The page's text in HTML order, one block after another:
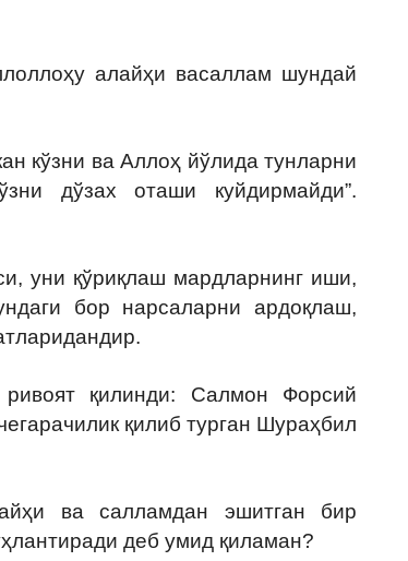
алайҳи васаллам шундай
кўзни ва Аллоҳ йўлида тунларни
дўзах оташи куйдирмайди”.
уни қўриқлаш мардларнинг иши,
бор нарсаларни ардоқлаш,
қилинди: Салмон Форсий
қилиб турган Шураҳбил
ва салламдан эшитган бир
деб умид қиламан?